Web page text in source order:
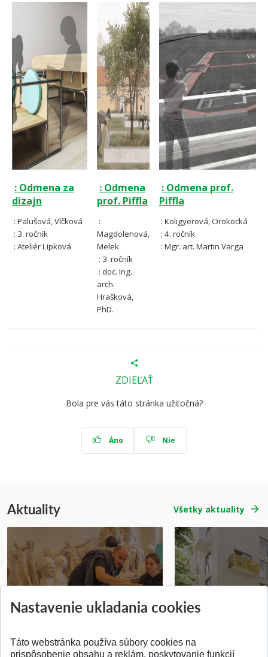
: Odmena za
dizajn
: Palušová, Vlčková
: 3. ročník
: Ateliér Lipková
: Odmena
prof. Piffla
:
Magdolenová,
Melek
: 3. ročník
: doc. Ing.
arch.
Hrašková,
PhD.
: Odmena prof.
Piffla
: Koligyerová, Orokocká
: 4. ročník
: Mgr. art. Martin Varga
ZDIEĽAŤ
Bola pre vás táto stránka užitočná?
Áno Nie
Aktuality Všetky aktuality
Pridané 14.07.2026 Pridané 03.07.2026
Nastavenie ukladania cookies
Táto webstránka používa súbory cookies na
prispôsobenie obsahu a reklám, poskytovanie funkcií